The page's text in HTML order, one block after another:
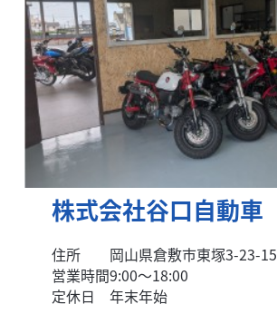
株式会社谷口自動車
住所
岡山県倉敷市東塚3-23-15
営業時間9:00～18:00
定休日
年末年始